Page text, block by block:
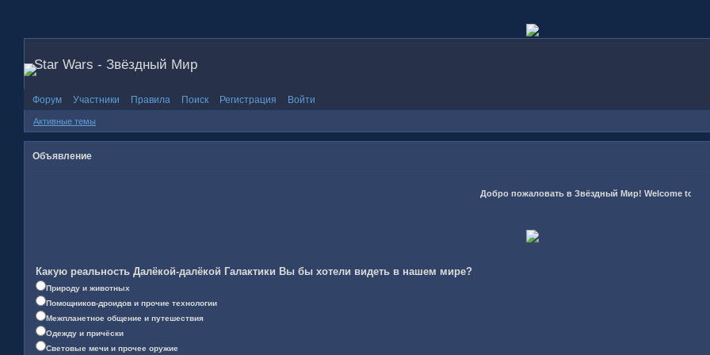
Star Wars - Звёздный Мир
Форум Участники Правила Поиск Регистрация Войти
Активные темы
Объявление
Добро пожаловать в Звёздный Мир! Welcome to the
Какую реальность Далёкой-далёкой Галактики Вы бы хотели видеть в нашем мире?
Природу и животных
Помощников-дроидов и прочие технологии
Межпланетное общение и путешествия
Одежду и причёски
Световые мечи и прочее оружие